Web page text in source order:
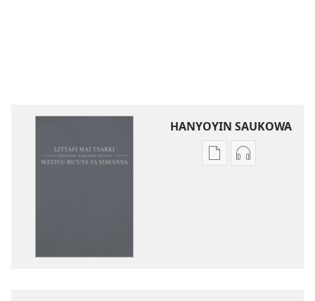
HANYOYIN SAUKOWA
SaukoSauko